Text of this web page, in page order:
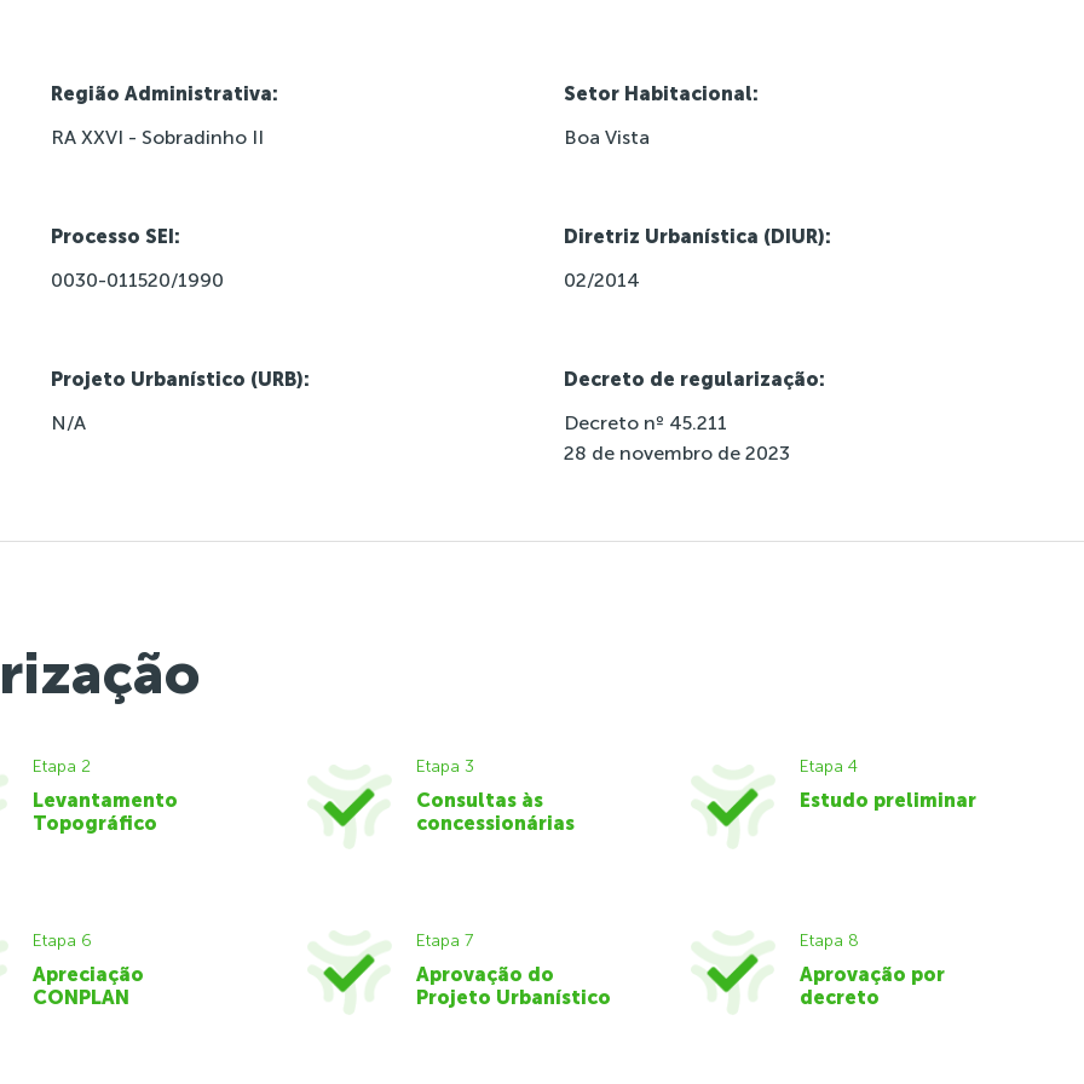
Região Administrativa:
RA XXVI - Sobradinho II
Setor Habitacional:
Boa Vista
Processo SEI:
0030-011520/1990
Diretriz Urbanística (DIUR):
02/2014
Projeto Urbanístico (URB):
N/A
Decreto de regularização:
Decreto nº 45.211
28 de novembro de 2023
Etapa 2
Levantamento
Topográfico
Etapa 3
Consultas às
concessionárias
Etapa 4
Estudo preliminar
Etapa 6
Apreciação
CONPLAN
Etapa 7
Aprovação do
Projeto Urbanístico
Etapa 8
Aprovação por
decreto